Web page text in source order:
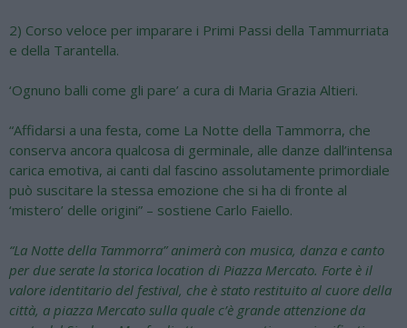
2) Corso veloce per imparare i Primi Passi della Tammurriata
e della Tarantella.
‘Ognuno balli come gli pare’ a cura di Maria Grazia Altieri.
“Affidarsi a una festa, come La Notte della Tammorra, che
conserva ancora qualcosa di germinale, alle danze dall’intensa
carica emotiva, ai canti dal fascino assolutamente primordiale
può suscitare la stessa emozione che si ha di fronte al
‘mistero’ delle origini” – sostiene Carlo Faiello.
“La Notte della Tammorra” animerà con musica, danza e canto
per due serate la storica location di Piazza Mercato. Forte è il
valore identitario del festival, che è stato restituito al cuore della
città, a piazza Mercato sulla quale c’è grande attenzione da